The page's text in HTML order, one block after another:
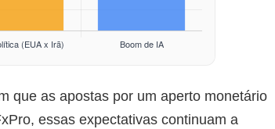
que as apostas por um aperto monetário
essas expectativas continuam a